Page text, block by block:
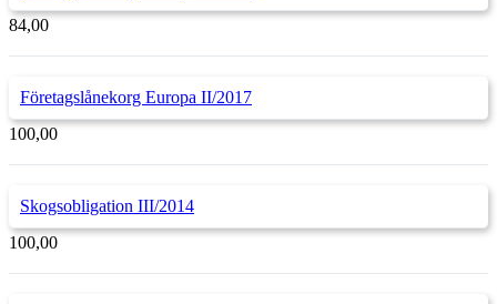
84,00
Företagslånekorg Europa II/2017
100,00
Skogsobligation III/2014
100,00